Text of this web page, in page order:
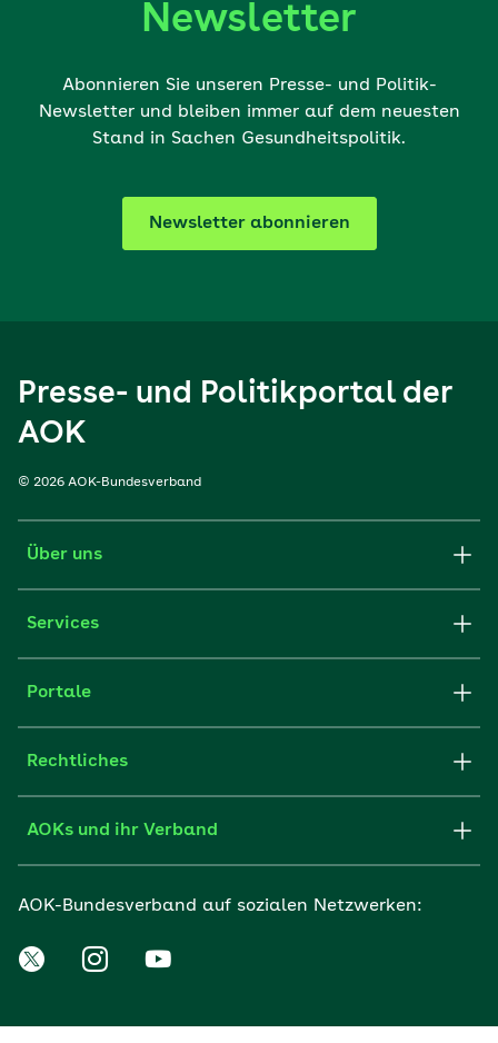
Newsletter
Abonnieren Sie unseren Presse- und Politik-
Newsletter und bleiben immer auf dem neuesten
Stand in Sachen Gesundheitspolitik.
Newsletter abonnieren
Presse- und Politikportal der
AOK
© 2026 AOK-Bundesverband
Über uns
Services
Portale
Rechtliches
AOKs und ihr Verband
AOK-Bundesverband auf sozialen Netzwerken: